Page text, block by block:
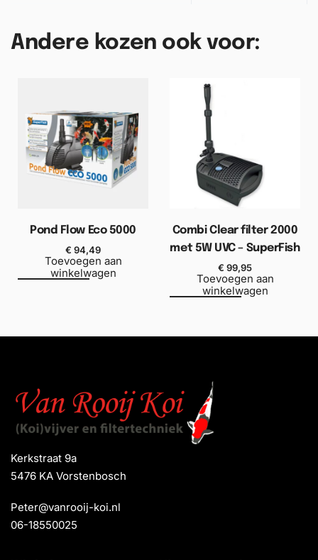
Andere kozen ook voor:
Pond Flow Eco 5000
€ 94,49
Toevoegen aan
winkelwagen
Combi Clear filter 2000
met 5W UVC – SuperFish
€ 99,95
Toevoegen aan
winkelwagen
Kerkstraat 9a
5476 KA Vorstenbosch
Peter@vanrooij-koi.nl
06-18550025